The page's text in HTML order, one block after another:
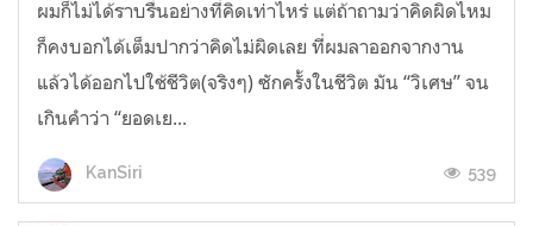
ผมก็ไม่ได้ราบรื่นอย่างที่คิดเท่าไหร่ แต่ถ้าถามว่าคิดผิดไหม
ก็คงบอกได้เต็มปากว่าคิดไม่ผิดเลย ที่ผมลาออกจากงาน
แล้วได้ออกไปใช้ชีวิต(จริงๆ) ซักครั้งในชีวิต มัน “วิเศษ” จน
เกินคำว่า “ยอดเย...
KanSiri 539